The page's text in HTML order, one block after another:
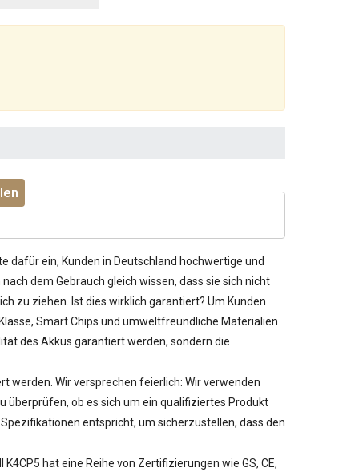
dafür ein, Kunden in Deutschland hochwertige und
dem Gebrauch gleich wissen, dass sie sich nicht
zu ziehen. Ist dies wirklich garantiert? Um Kunden
Smart Chips und umweltfreundliche Materialien
des Akkus garantiert werden, sondern die
werden. Wir versprechen feierlich: Wir verwenden
überprüfen, ob es sich um ein qualifiziertes Produkt
entspricht, um sicherzustellen, dass den
K4CP5 hat eine Reihe von Zertifizierungen wie GS, CE,